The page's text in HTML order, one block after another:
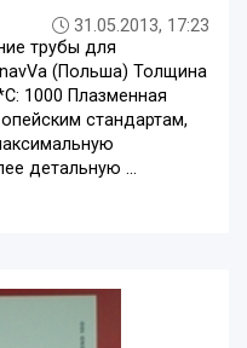
31.05.2013, 17:23
трубы для
(Польша) Толщина
1000 Плазменная
стандартам,
детальную ...